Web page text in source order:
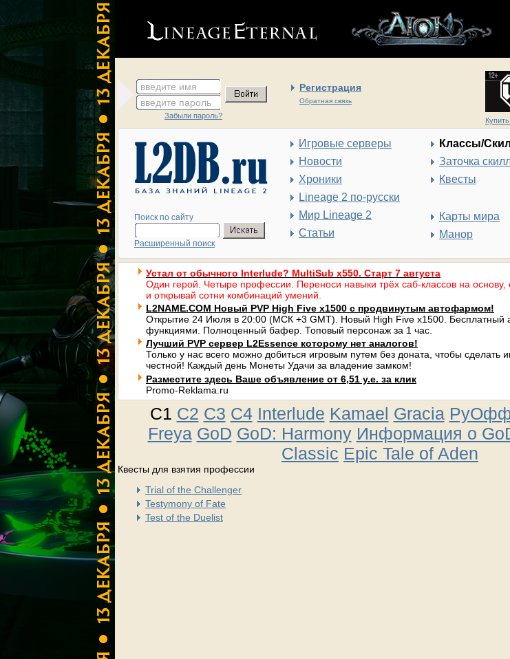
введите имя Регистрация
Обратная связь
введите пароль
Забыли пароль?
Поиск по сайту
Расширенный поиск
Игровые серверы
Новости
Хроники
Lineage 2 по-русски
Мир Lineage 2
Статьи
Классы/
Заточка
Квесты
Карты мира
Манор
Устал от обычного Interlude? MultiSub x550. Старт 7 августа
Один герой. Четыре профессии. Переноси навыки трёх саб-классов на основу,
и открывай сотни комбинаций умений.
L2NAME.COM Новый PVP High Five x1500 с продвинутым автофармом!
Открытие 24 Июля в 20:00 (МСК +3 GMT). Новый High Five x1500. Бесплатный
функциями. Полноценный бафер. Топовый персонаж за 1 час.
Лучший PVP сервер L2Essence которому нет аналогов!
Только у нас всего можно добиться игровым путем без доната, чтобы сделать
честной! Каждый день Монеты Удачи за владение замком!
Разместите здесь Ваше объявление от 6,51 у.е. за клик
Promo-Reklama.ru
C1 C2 C3 C4 Interlude Kamael Gracia
Freya GoD GoD: Harmony Информация о
Classic Epic Tale of Aden
Квесты для взятия профессии
Trial of the Challenger
Testymony of Fate
Test of the Duelist